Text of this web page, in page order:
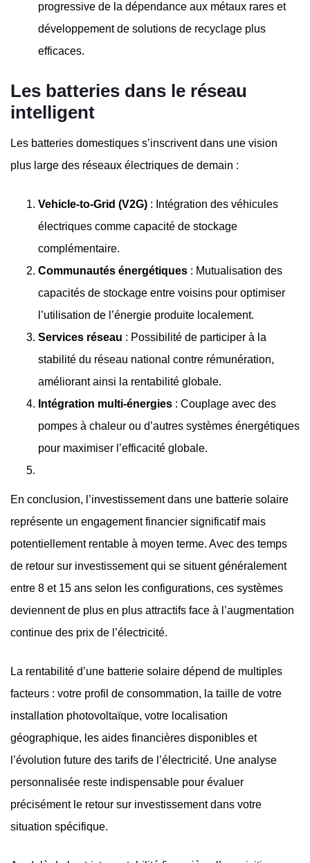
progressive de la dépendance aux métaux rares et
développement de solutions de recyclage plus
efficaces.
Les batteries dans le réseau
intelligent
Les batteries domestiques s’inscrivent dans une vision
plus large des réseaux électriques de demain :
Vehicle-to-Grid (V2G) : Intégration des véhicules
électriques comme capacité de stockage
complémentaire.
Communautés énergétiques : Mutualisation des
capacités de stockage entre voisins pour optimiser
l’utilisation de l’énergie produite localement.
Services réseau : Possibilité de participer à la
stabilité du réseau national contre rémunération,
améliorant ainsi la rentabilité globale.
Intégration multi-énergies : Couplage avec des
pompes à chaleur ou d’autres systèmes énergétiques
pour maximiser l’efficacité globale.
En conclusion, l’investissement dans une batterie solaire
représente un engagement financier significatif mais
potentiellement rentable à moyen terme. Avec des temps
de retour sur investissement qui se situent généralement
entre 8 et 15 ans selon les configurations, ces systèmes
deviennent de plus en plus attractifs face à l’augmentation
continue des prix de l’électricité.
La rentabilité d’une batterie solaire dépend de multiples
facteurs : votre profil de consommation, la taille de votre
installation photovoltaïque, votre localisation
géographique, les aides financières disponibles et
l’évolution future des tarifs de l’électricité. Une analyse
personnalisée reste indispensable pour évaluer
précisément le retour sur investissement dans votre
situation spécifique.